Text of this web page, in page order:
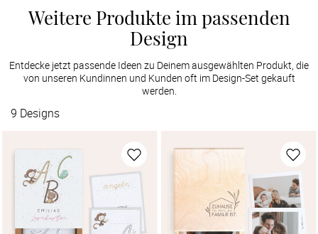
Weitere Produkte im passenden
Design
Entdecke jetzt passende Ideen zu Deinem ausgewählten Produkt, die
von unseren Kundinnen und Kunden oft im Design-Set gekauft
werden.
9 Designs